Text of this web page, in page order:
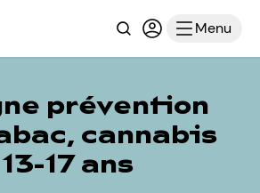
RechercheConnexion
Menu
prévention
cannabis
17 ans